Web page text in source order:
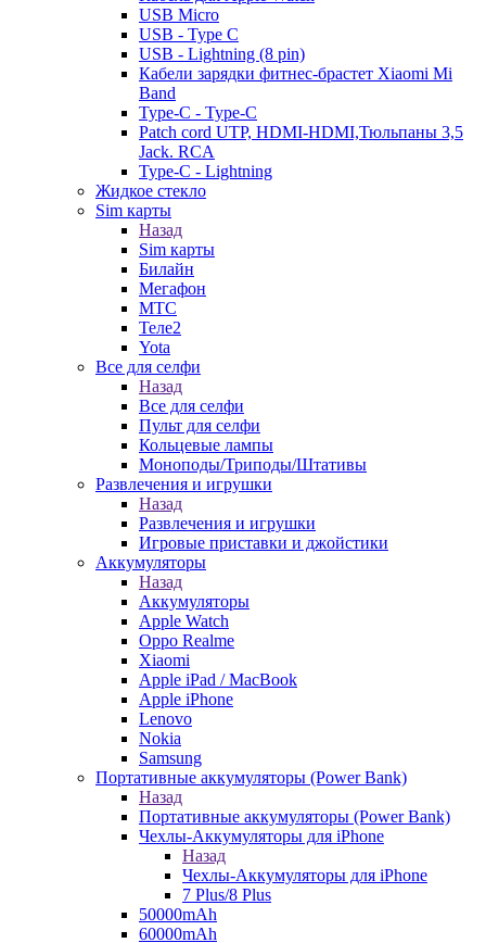
USB Micro
USB - Type C
USB - Lightning (8 pin)
Кабели зарядки фитнес-брастет Xiaomi Mi
Band
Type-C - Type-C
Patch cord UTP, HDMI-HDMI,Тюльпаны 3,5
Jack. RCA
Type-C - Lightning
Жидкое стекло
Sim карты
Назад
Sim карты
Билайн
Мегафон
МТС
Теле2
Yota
Все для селфи
Назад
Все для селфи
Пульт для селфи
Кольцевые лампы
Моноподы/Триподы/Штативы
Развлечения и игрушки
Назад
Развлечения и игрушки
Игровые приставки и джойстики
Аккумуляторы
Назад
Аккумуляторы
Apple Watch
Oppo Realme
Xiaomi
Apple iPad / MacBook
Apple iPhone
Lenovo
Nokia
Samsung
Портативные аккумуляторы (Power Bank)
Назад
Портативные аккумуляторы (Power Bank)
Чехлы-Аккумуляторы для iPhone
Назад
Чехлы-Аккумуляторы для iPhone
7 Plus/8 Plus
50000mAh
60000mAh